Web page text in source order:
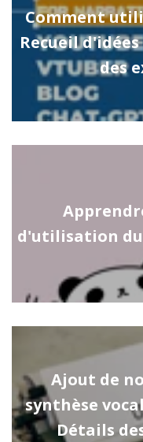
Comment
Recueil
des
d'utilisation
Ajout de
synthèse
Détails